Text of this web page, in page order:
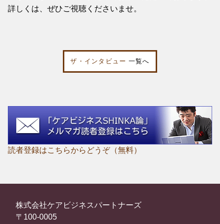
詳しくは、ぜひご視聴くださいませ。
ザ・インタビュー 一覧へ
読者登録はこちらからどうぞ（無料）
株式会社ケアビジネスパートナーズ
〒100-0005